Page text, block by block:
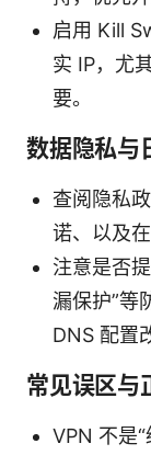
启用 Kill
实 IP，尤
要。
数据隐私与
查阅隐私
诺、以及
注意是否
漏保护”等
DNS 配置
常见误区与
VPN 不是